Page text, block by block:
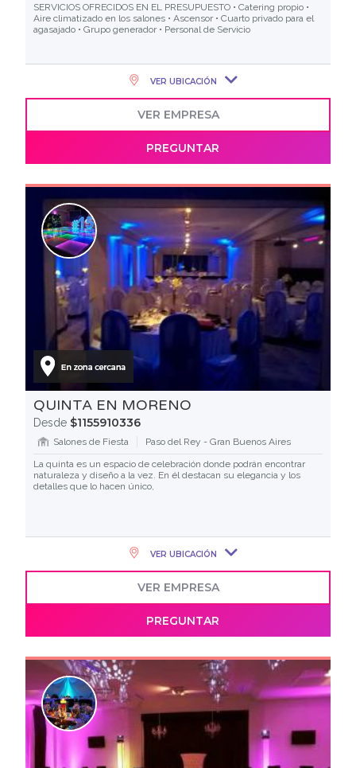
SERVICIOS OFRECIDOS EN EL PRESUPUESTO • Catering propio •
Aire climatizado en los salones • Ascensor • Cuarto privado para el
agasajado • Grupo generador • Personal de Servicio
VER UBICACIÓN
VER EMPRESA
PREGUNTAR
QUINTA EN MORENO
Desde $1155910336
Salones de Fiesta
Paso del Rey - Gran Buenos Aires
La quinta es un espacio de celebración donde podrán encontrar
naturaleza y diseño a la vez. En él destacan su elegancia y los
detalles que lo hacen único,
VER UBICACIÓN
VER EMPRESA
PREGUNTAR